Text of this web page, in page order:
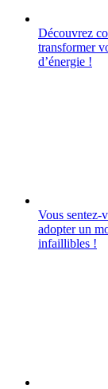
Découvrez
transformer
d’énergie !
Vous sentez-
adopter un
infaillibles !